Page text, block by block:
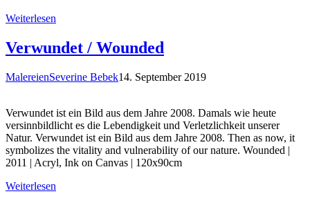
Weiterlesen
Verwundet / Wounded
MalereienSeverine Bebek14. September 2019
Verwundet ist ein Bild aus dem Jahre 2008. Damals wie heute
versinnbildlicht es die Lebendigkeit und Verletzlichkeit unserer
Natur. Verwundet ist ein Bild aus dem Jahre 2008. Then as now, it
symbolizes the vitality and vulnerability of our nature. Wounded |
2011 | Acryl, Ink on Canvas | 120x90cm
Weiterlesen